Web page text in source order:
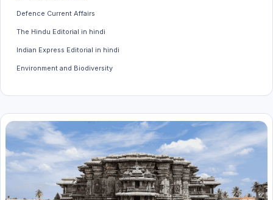
Defence Current Affairs
The Hindu Editorial in hindi
Indian Express Editorial in hindi
Environment and Biodiversity
MP GK
Science & Technology
Polity Hindi
Space (Nasa, Isro etc) Hindi